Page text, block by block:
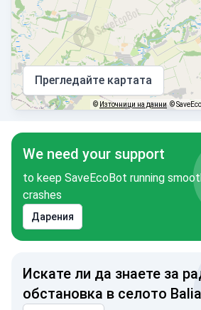
Прегледайте картата
© Източници на данни ©
We need your support
to keep SaveEcoBot running
crashes
Дарения
Искате ли да знаете за
обстановка в селото